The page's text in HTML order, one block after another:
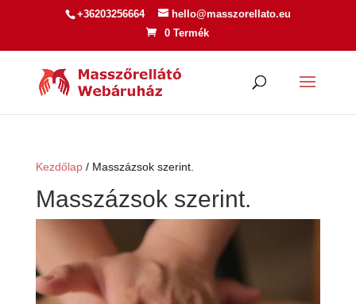
+36203256664
hello@masszorellato.eu
0 Termék
Kezdőlap/ Masszázsok szerint.
Masszázsok szerint.